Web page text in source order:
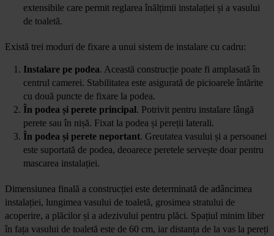
extensibile care permit reglarea înălțimii instalației și a vasului
de toaletă.
Există trei moduri de fixare a unui sistem de instalare cu cadru:
Instalare pe podea. Această construcție poate fi amplasată în
centrul camerei. Stabilitatea este asigurată de picioarele întărite
cu două puncte de fixare la podea.
În podea și perete principal. Potrivit pentru instalare lângă
perete sau în nișă. Fixat la podea și pereții laterali.
În podea și perete neportant. Greutatea vasului și a persoanei
este suportată de podea, deoarece peretele servește doar pentru
mascarea instalației.
Dimensiunea finală a construcției este determinată de adâncimea
instalației, lungimea vasului de toaletă, grosimea stratului de
acoperire, a plăcilor și a adezivului pentru plăci. Spațiul minim liber
în fața vasului de toaletă este de 60 cm, iar distanța de la vas la pereți